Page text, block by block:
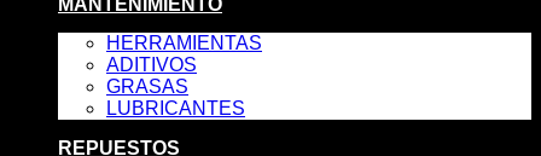
MANTENIMIENTO
HERRAMIENTAS
ADITIVOS
GRASAS
LUBRICANTES
REPUESTOS